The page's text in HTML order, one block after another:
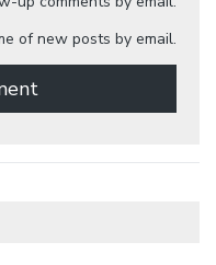
of new posts by email.